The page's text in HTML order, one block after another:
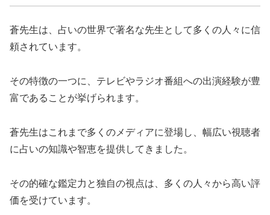
蒼先生は、占いの世界で著名な先生として多くの人々に信
頼されています。
その特徴の一つに、テレビやラジオ番組への出演経験が豊
富であることが挙げられます。
蒼先生はこれまで多くのメディアに登場し、幅広い視聴者
に占いの知識や智恵を提供してきました。
その的確な鑑定力と独自の視点は、多くの人々から高い評
価を受けています。